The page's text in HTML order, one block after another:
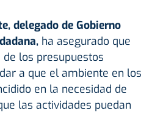
delegado de Gobierno
ha asegurado que
de los presupuestos
a que el ambiente en los
en la necesidad de
las actividades puedan